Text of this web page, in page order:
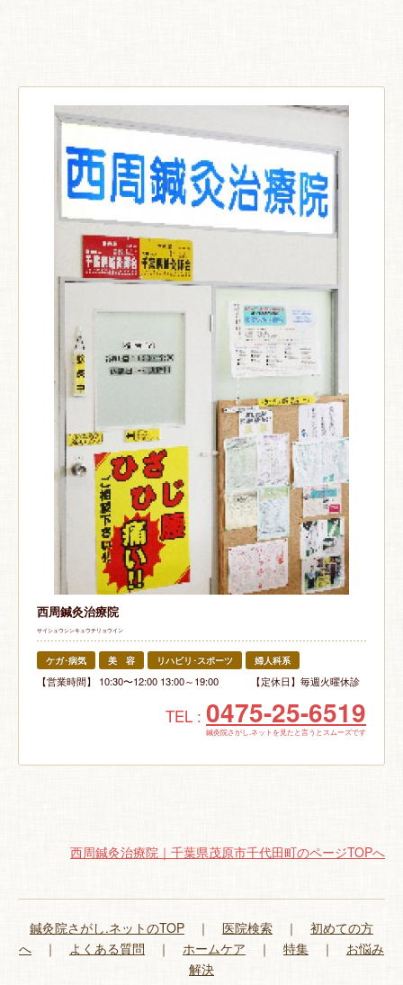
西周鍼灸治療院
サイシュウシンキュウチリョウイン
ケガ･病気 美 容 リハビリ･スポーツ 婦人科系
【営業時間】 10:30〜12:00 13:00～19:00 【定休日】毎週火曜休診
TEL : 0475-25-6519
鍼灸院さがし.ネットを見たと言うとスムーズです
西周鍼灸治療院｜千葉県茂原市千代田町のページTOPへ
鍼灸院さがし.ネットのTOP ｜ 医院検索 ｜ 初めての方
へ ｜ よくある質問 ｜ ホームケア ｜ 特集 ｜ お悩み
解決